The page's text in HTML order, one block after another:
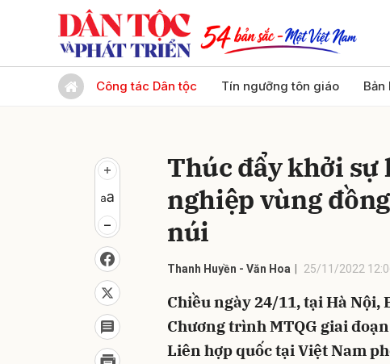
Công tác Dân tộc Tín ngưỡng tôn giáo Bản
Thúc đẩy khởi
nghiệp vùng
núi
Thanh Huyền - Văn Hoa 25/11/2022
Chiều ngày 24/11, tại Hà Nội,
Chương trình MTQG giai
Liên hợp quốc tại Việt Nam
Gửi